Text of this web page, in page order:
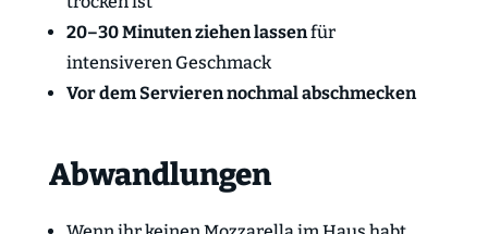
20–30 Minuten ziehen lassenfür
intensiveren Geschmack
Vor dem Servieren nochmal abschmecken
Abwandlungen